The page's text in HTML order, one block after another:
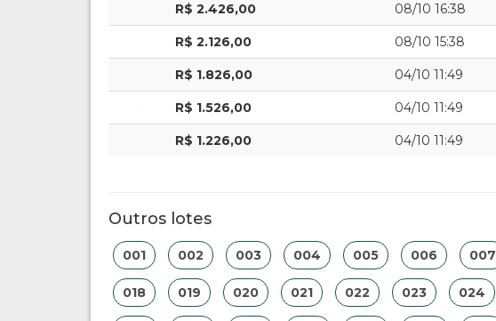
R$ 2.426,00 08/10 16:38
R$ 2.126,00 08/10 15:38
R$ 1.826,00 04/10 11:49
R$ 1.526,00 04/10 11:49
R$ 1.226,00 04/10 11:49
Outros lotes
001 002 003 004 005 006 007
018 019 020 021 022 023 024